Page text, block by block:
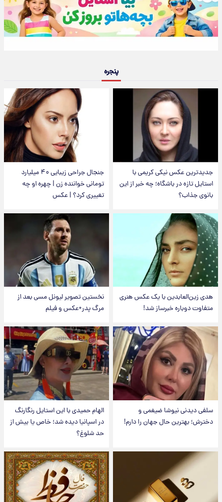
پنجره
جدیدترین عکس نیکی کریمی با
استایل تازه در باشگاه؛ چه خبر از این
بانوی جذاب؟
جنجال جراحی زیبایی ۴۰ میلیارد
تومانی خواننده زن | چهره او چه
تغییری کرد؟ | عکس
هدی زین‌العابدین با یک عکس هنری
متفاوت دوباره خبرساز شد!
نخستین تصویر لیونل مسی بعد از
مرگ پدر+عکس و فیلم
سلفی دیدنی نیوشا ضیغمی و
دخترش؛ بهترین حال جهان را دارم!
الهام حمیدی با این استایل رنگارنگ
در اسپانیا دیده شد؛ خاص یا بیش از
حد شلوغ؟